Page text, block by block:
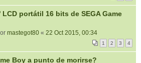
LCD portátil 16 bits de SEGA Game
mastegot80 « 22 Oct 2015, 00:34
1 2 3 4
Boy a punto de morirse?